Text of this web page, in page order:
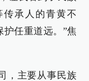
承人的青黄不
任重道远。”焦
，主要从事民族